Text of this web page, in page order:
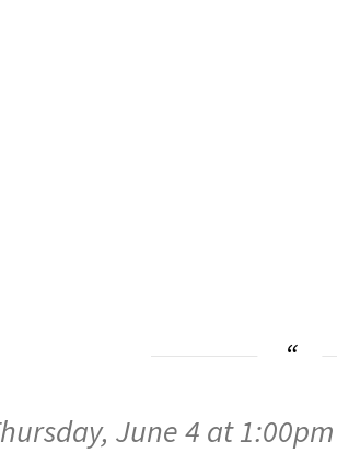
June 4 at